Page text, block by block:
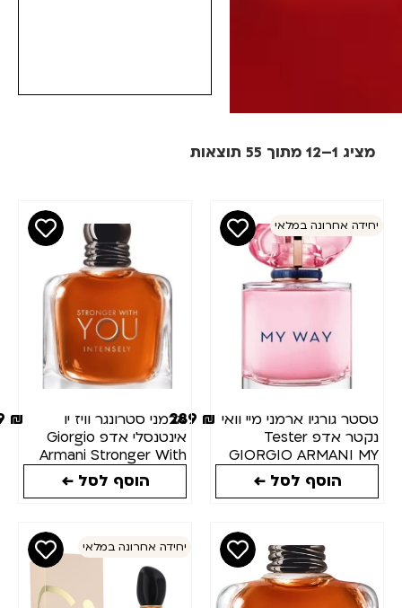
מחיר
₪
₪
מצב
מציג 1–12 מתוך 55 תוצאות
אחרונה במלאי
גורגיו ארמני מיי וואי
נקטר אדפ Tester
GIORGIO ARMANI
WAY NECTAR
289₪
הוסף לסל ←
ארמני סטרונגר וויז יו
אינטנסלי אדפ Giorgio
Armani Stronger With
You Intensely 100ml
399
הוסף לסל ←
יחידה אחרונה במלאי